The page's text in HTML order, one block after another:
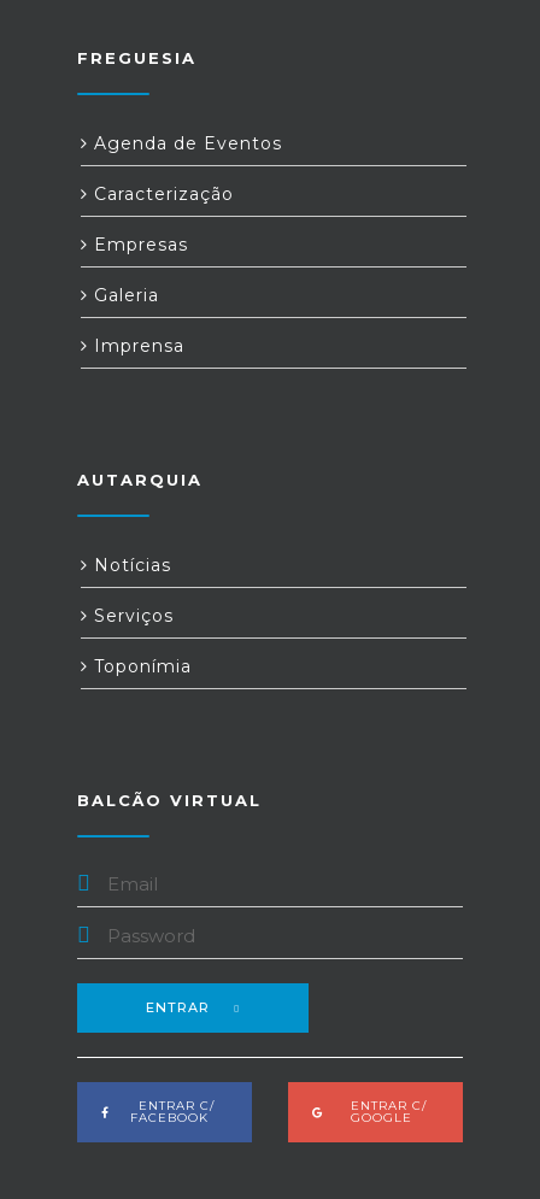
FREGUESIA
Agenda de Eventos
Caracterização
Empresas
Galeria
Imprensa
AUTARQUIA
Notícias
Serviços
Toponímia
BALCÃO VIRTUAL
ENTRAR
ENTRAR C/
FACEBOOK
ENTRAR C/
GOOGLE